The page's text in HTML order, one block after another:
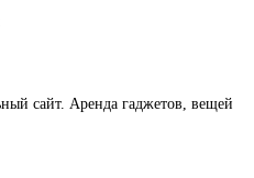
сайт. Аренда гаджетов, вещей